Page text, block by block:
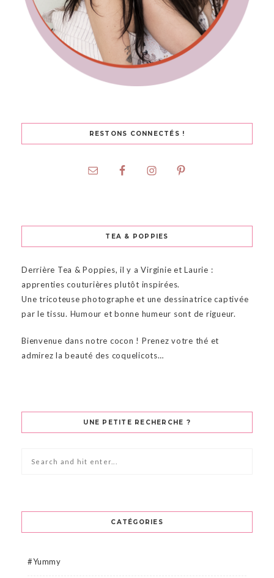
RESTONS CONNECTÉS !
TEA & POPPIES
Derrière Tea & Poppies, il y a Virginie et Laurie :
apprenties couturières plutôt inspirées.
Une tricoteuse photographe et une dessinatrice captivée
par le tissu. Humour et bonne humeur sont de rigueur.
Bienvenue dans notre cocon ! Prenez votre thé et
admirez la beauté des coquelicots…
UNE PETITE RECHERCHE ?
CATÉGORIES
#Yummy